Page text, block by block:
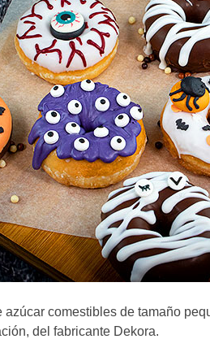
azúcar comestibles de tamaño
del fabricante Dekora.